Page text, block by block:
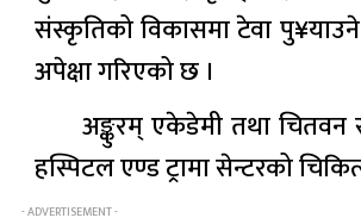
संस्कृतिको विकासमा टेवा पु¥याउने
अपेक्षा गरिएको छ ।
अङ्कुरम् एकेडेमी तथा चितवन
हस्पिटल एण्ड ट्रामा सेन्टरको
- ADVERTISEMENT -